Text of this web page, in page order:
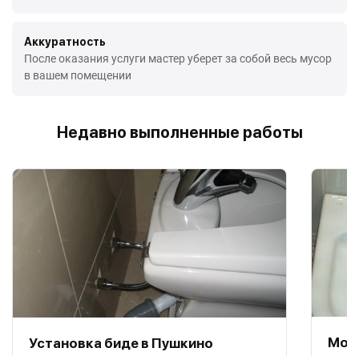
Аккуратность
После оказания услуги мастер уберет за собой весь мусор
в вашем помещении
Недавно выполненные работы
Установка биде в Пушкино